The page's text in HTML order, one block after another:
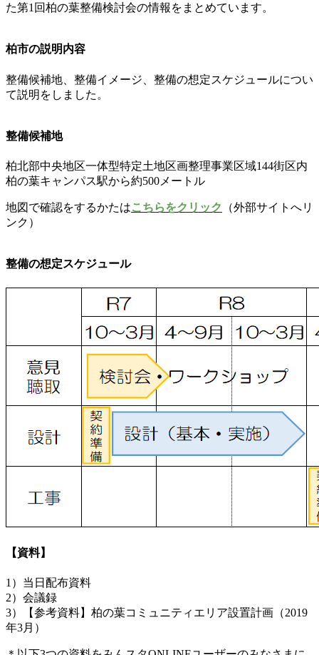
た第1回柏の葉整備検討会の情報をまとめています。
柏市の説明内容
整備候補地、整備イメージ、整備の想定スケジュールについ
て説明をしました。
整備候補地
柏北部中央地区一体型特定土地区画整理事業区域144街区内
柏の葉キャンパス駅から約500メートル
地図で確認をするかたはこちらをクリック
（外部サイトへリ
ンク）
整備の想定スケジュール
【資料】
1）当日配布資料
2）会議録
3）【参考資料】柏の葉コミュニティエリア設置計画（2019
年3月）